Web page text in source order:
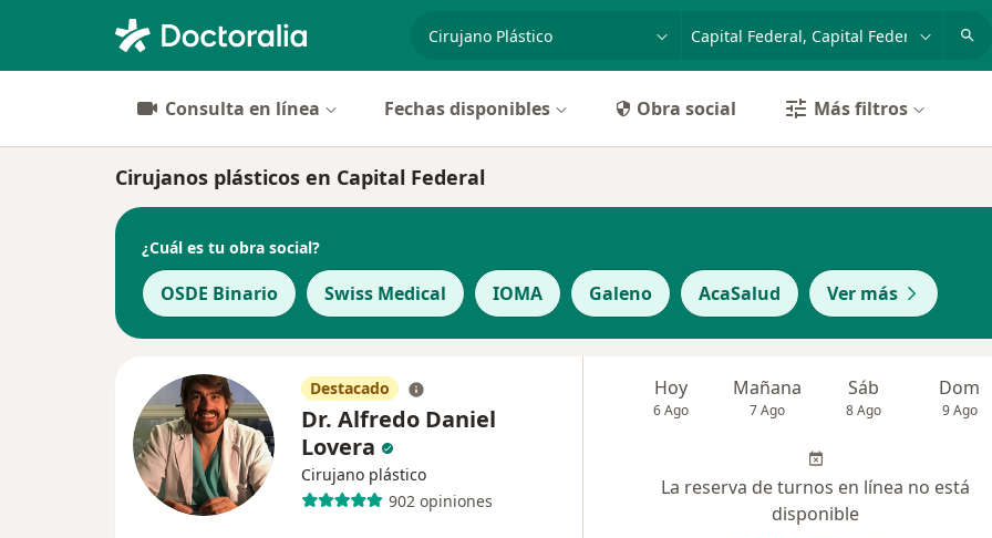
especialidad, enfermedad o nombre
Consulta en línea Fechas disponibles Obra social Más filtros
Cirujanos plásticos en Capital Federal
¿Cuál es tu obra social?
OSDE Binario Swiss Medical IOMA Galeno AcaSalud Ver más
Destacado
Dr. Alfredo Daniel
Lovera
Cirujano plástico
902 opiniones
Hoy
6 Ago
Mañana
7 Ago
Sáb
8 Ago
Dom
9 Ago
La reserva de turnos en línea no está
disponible